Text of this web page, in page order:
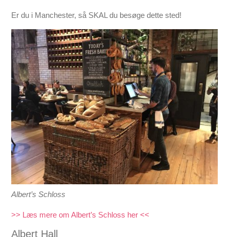
Er du i Manchester, så SKAL du besøge dette sted!
Albert’s Schloss
>> Læs mere om Albert’s Schloss her <<
Albert Hall